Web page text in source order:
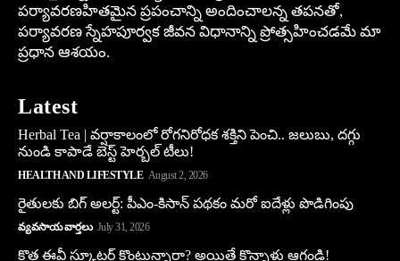
పర్యావరణహితమైన ప్రపంచాన్ని అందించాలన్న తపనతో,
పర్యావరణ స్నేహపూర్వక జీవన విధానాన్ని ప్రోత్సహించడమే మా
ప్రధాన ఆశయం.
Latest
Herbal Tea | వర్షాకాలంలో రోగనిరోధక శక్తిని పెంచి.. జలుబు, దగ్గు
నుండి కాపాడే బెస్ట్ హెర్బల్ టీలు!
HEALTH AND LIFESTYLE August 2, 2026
రైతులకు బిగ్ అలర్ట్: పీఎం-కిసాన్ పథకం మరో ఐదేళ్లు పొడిగింపు
వ్యవసాయ వార్తలు July 31, 2026
కొత్త ఈవీ స్కూట‌ర్ కొంటున్నారా? అయితే కొన్నాళ్లు ఆగండి!